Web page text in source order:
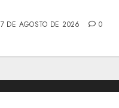
7 DE AGOSTO DE 2026 0